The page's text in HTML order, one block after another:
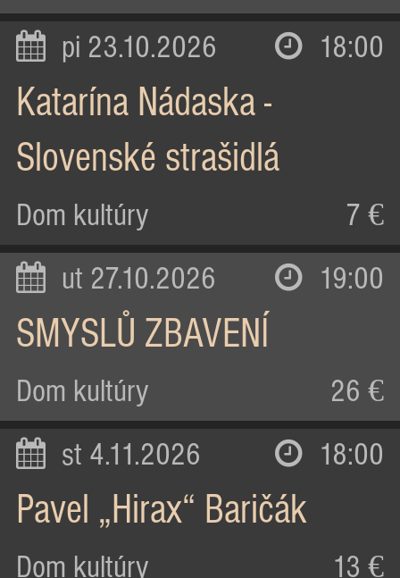
pi 23.10.2026 18:00
Katarína Nádaska -
Slovenské strašidlá
Dom kultúry 7 €
ut 27.10.2026 19:00
SMYSLŮ ZBAVENÍ
Dom kultúry 26 €
st 4.11.2026 18:00
Pavel „Hirax“ Baričák
Dom kultúry 13 €